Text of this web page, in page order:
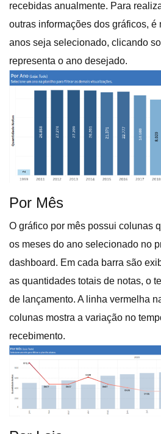
recebidas anualmente. Para
outras informações dos gráficos,
anos seja selecionado, clicando
representa o ano desejado.
Por Mês
O gráfico por mês possui colunas
os meses do ano selecionado no
dashboard. Em cada barra são
as quantidades totais de notas, o
de lançamento. A linha vermelha
colunas mostra a variação no
recebimento.